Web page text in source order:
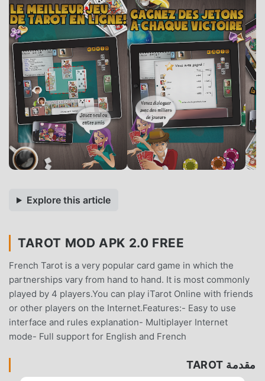
Explore this article
TAROT MOD APK 2.0 FREE
French Tarot is a very popular card game in which the
partnerships vary from hand to hand. It is most commonly
played by 4 players.You can play iTarot Online with friends
or other players on the Internet.Features:- Easy to use
interface and rules explanation- Multiplayer Internet
mode- Full support for English and French
مقدمة TAROT